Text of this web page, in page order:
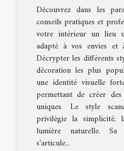
Découvrez dans les
conseils pratiques et
votre intérieur un lieu
adapté à vos envies
Décrypter les différents
décoration les plus
une identité visuelle
permettant de créer des
uniques. Le style
privilégie la simplicité,
lumière naturelle. Sa
s'articule...